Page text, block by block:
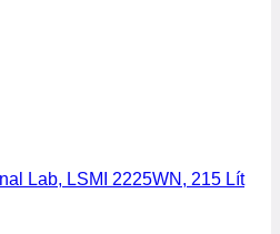
Lab, LSMI 2225WN, 215 Lít